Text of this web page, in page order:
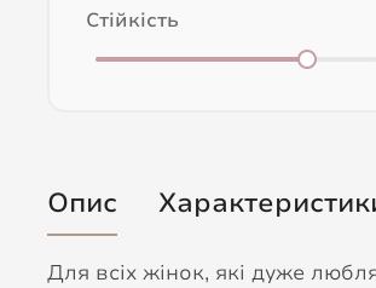
Стійкість
Опис
Для всіх жінок, які дуже